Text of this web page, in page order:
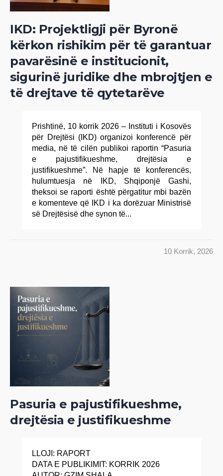
IKD: Projektligji për Byronë
kërkon rishikim për të garantuar
pavarësinë e institucionit,
sigurinë juridike dhe mbrojtjen e
të drejtave të qytetarëve
Prishtinë, 10 korrik 2026 – Instituti i Kosovës
për Drejtësi (IKD) organizoi konferencë për
media, në të cilën publikoi raportin “Pasuria
e pajustifikueshme, drejtësia e
justifikueshme”. Në hapje të konferencës,
hulumtuesja në IKD, Shqiponjë Gashi,
theksoi se raporti është përgatitur mbi bazën
e komenteve që IKD i ka dorëzuar Ministrisë
së Drejtësisë dhe synon të...
10 Korrik, 2026
Pasuria e pajustifikueshme,
drejtësia e justifikueshme
LLOJI: RAPORT
DATA E PUBLIKIMIT: KORRIK 2026